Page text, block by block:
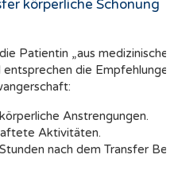
körperliche Schonung
Patientin „aus medizinischer
entsprechen die Empfehlungen
Anstrengungen.
Aktivitäten.
nach dem Transfer